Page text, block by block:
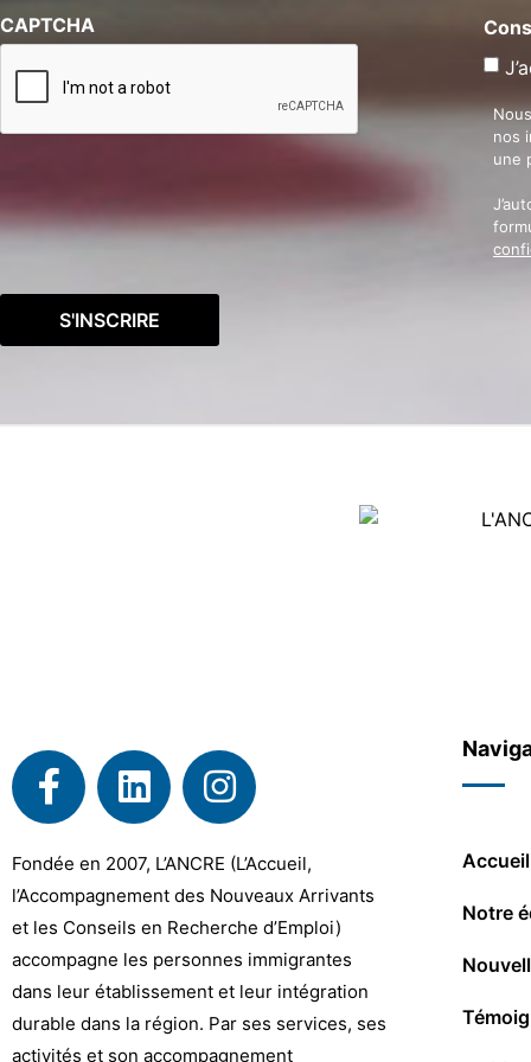
CAPTCHA
nos
une
Fondée en 2007, L’ANCRE (L’Accueil,
l’Accompagnement des Nouveaux Arrivants
et les Conseils en Recherche d’Emploi)
accompagne les personnes immigrantes
dans leur établissement et leur intégration
durable dans la région. Par ses services, ses
activités et son accompagnement
Accueil
Notre